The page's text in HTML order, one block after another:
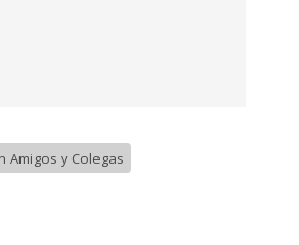
Amigos y Colegas